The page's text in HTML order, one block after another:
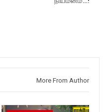
https://www.youtube.com/@r
ckforttimes/
Follow us on:More From Author